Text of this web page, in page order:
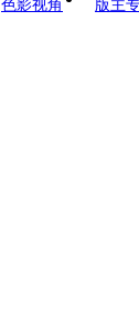
色影视角 版主